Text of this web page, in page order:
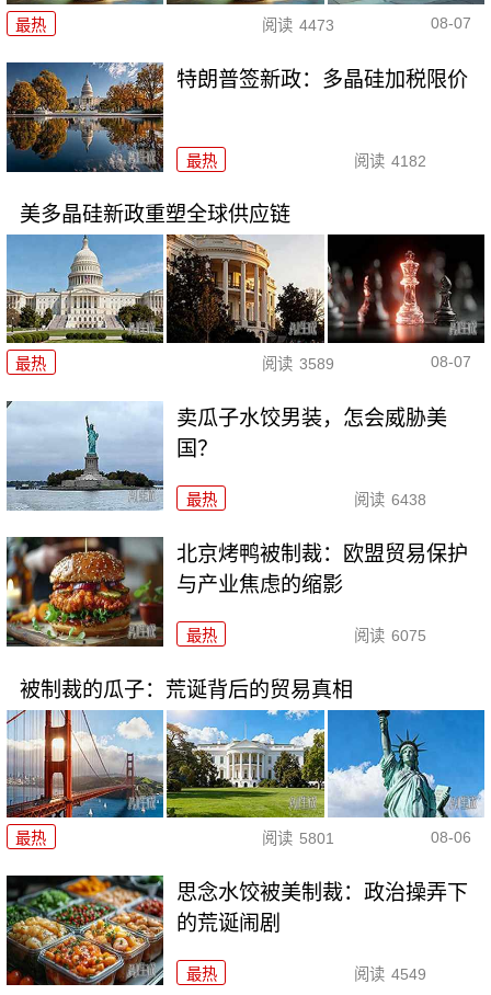
最热 阅读 4473 08-07
特朗普签新政：多晶硅加税限价
最热 阅读 4182
美多晶硅新政重塑全球供应链
最热 阅读 3589 08-07
卖瓜子水饺男装，怎会威胁美
国？
最热 阅读 6438
北京烤鸭被制裁：欧盟贸易保护
与产业焦虑的缩影
最热 阅读 6075
被制裁的瓜子：荒诞背后的贸易真相
最热 阅读 5801 08-06
思念水饺被美制裁：政治操弄下
的荒诞闹剧
最热 阅读 4549